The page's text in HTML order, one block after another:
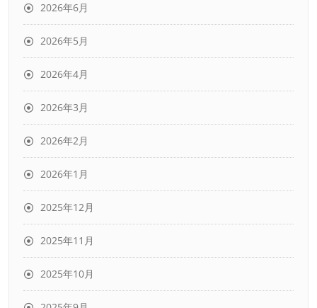
2026年6月
2026年5月
2026年4月
2026年3月
2026年2月
2026年1月
2025年12月
2025年11月
2025年10月